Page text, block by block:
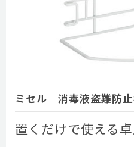
ミセル 消毒液盗難防
置くだけで使える卓